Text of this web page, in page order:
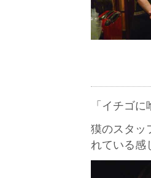
「イチゴ
獏のスタッ
れている感